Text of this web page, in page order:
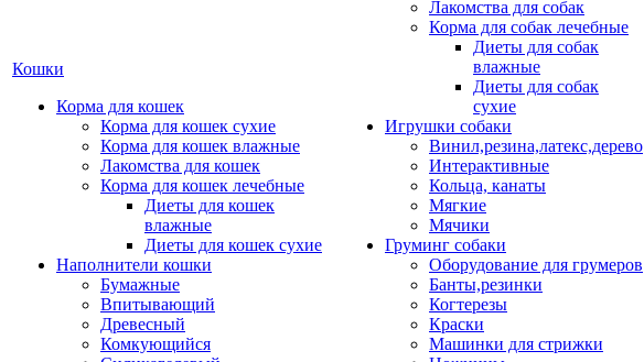
Кошки
Корма для кошек
Корма для кошек сухие
Корма для кошек влажные
Лакомства для кошек
Корма для кошек лечебные
Диеты для кошек
влажные
Диеты для кошек сухие
Наполнители кошки
Бумажные
Впитывающий
Древесный
Комкующийся
Лакомства для собак
Корма для собак лечебные
Диеты для собак
влажные
Диеты для собак
сухие
Игрушки собаки
Винил,резина,латекс,дерево
Интерактивные
Кольца, канаты
Мягкие
Мячики
Груминг собаки
Оборудование для грумеров
Банты,резинки
Когтерезы
Краски
Машинки для стрижки